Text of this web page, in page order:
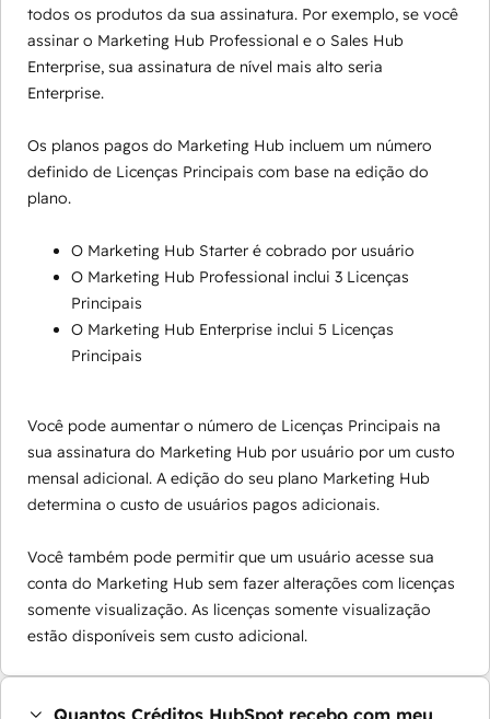
todos os produtos da sua assinatura. Por exemplo, se você
assinar o Marketing Hub Professional e o Sales Hub
Enterprise, sua assinatura de nível mais alto seria
Enterprise.
Os planos pagos do Marketing Hub incluem um número
definido de Licenças Principais com base na edição do
plano.
O Marketing Hub Starter é cobrado por usuário
O Marketing Hub Professional inclui 3 Licenças
Principais
O Marketing Hub Enterprise inclui 5 Licenças
Principais
Você pode aumentar o número de Licenças Principais na
sua assinatura do Marketing Hub por usuário por um custo
mensal adicional. A edição do seu plano Marketing Hub
determina o custo de usuários pagos adicionais.
Você também pode permitir que um usuário acesse sua
conta do Marketing Hub sem fazer alterações com licenças
somente visualização. As licenças somente visualização
estão disponíveis sem custo adicional.